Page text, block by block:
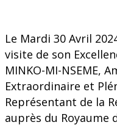
Le Mardi 30 Avril
visite de son
MINKO-MI-NSEME,
Extraordinaire et
Représentant de la
auprès du Royaume